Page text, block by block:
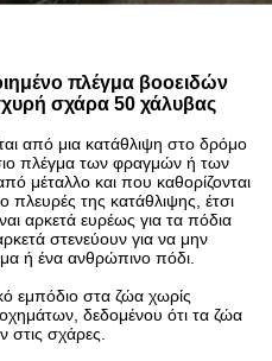
πλέγμα βοοειδών
σχάρα 50 χάλυβας
από μια κατάθλιψη στο δρόμο
πλέγμα των φραγμών ή των
μέταλλο και που καθορίζονται
πλευρές της κατάθλιψης, έτσι
αρκετά ευρέως για τα πόδια
στενεύουν για να μην
ή ένα ανθρώπινο πόδι.
εμπόδιο στα ζώα χωρίς
δεδομένου ότι τα ζώα
στις σχάρες.